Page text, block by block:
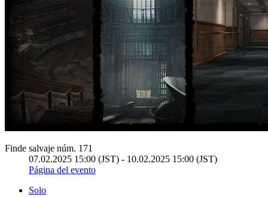
Finde salvaje núm. 171
07.02.2025 15:00 (JST) - 10.02.2025 15:00 (JST)
Página del evento
Solo